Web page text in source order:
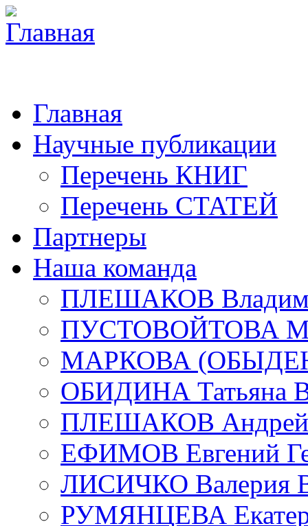
Главная
Научные публикации
Перечень КНИГ
Перечень СТАТЕЙ
Партнеры
Наша команда
ПЛЕШАКОВ
ПУСТОВОЙТОВА
МАРКОВА
ОБИДИНА Татьяна
ПЛЕШАКОВ Андрей
ЕФИМОВ Евгений
ЛИСИЧКО Валерия
РУМЯНЦЕВА